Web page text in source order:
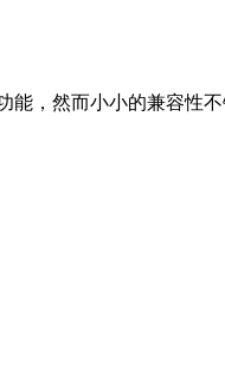
能，然而小小的兼容性